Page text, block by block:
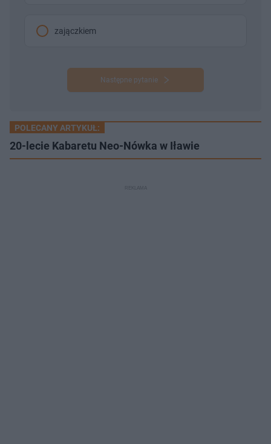
zajączkiem
Następne pytanie
POLECANY ARTYKUŁ:
20-lecie Kabaretu Neo-Nówka w Iławie